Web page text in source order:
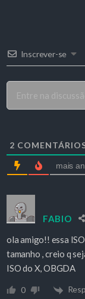
Inscrever-se
2
mais
FABIO
ola amigo!! essa
tamanho , creio q
ISO do X, OBGDA
0